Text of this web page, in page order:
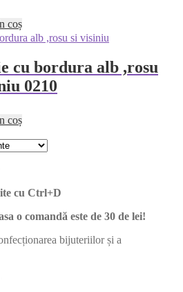
coș
cu bordura alb ,rosu
0210
coș
cu Ctrl+D
o comandă este de 30 de lei!
bijuteriilor și a